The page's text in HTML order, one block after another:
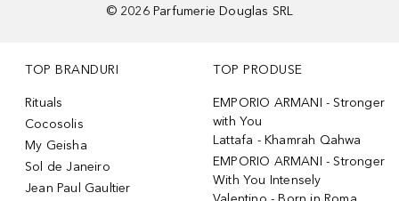
© 2026 Parfumerie Douglas SRL
TOP BRANDURI
Rituals
Cocosolis
My Geisha
Sol de Janeiro
Jean Paul Gaultier
TOP PRODUSE
EMPORIO ARMANI - Stronger
with You
Lattafa - Khamrah Qahwa
EMPORIO ARMANI - Stronger
With You Intensely